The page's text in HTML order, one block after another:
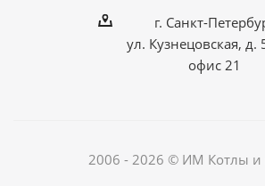
г. Санкт-
ул. Кузнецовская, д.
офис 21
2006 - 2026 © ИМ Котлы и